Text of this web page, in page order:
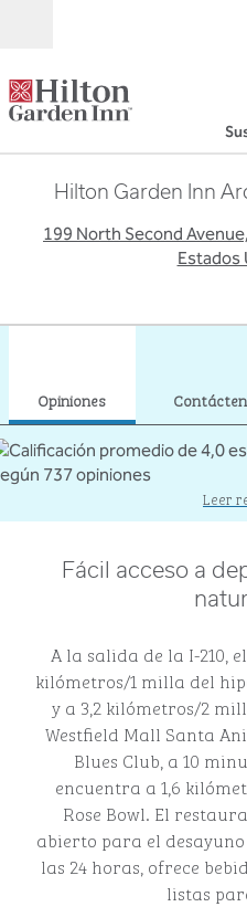
Hilton Garden Inn
199 North Second
Estados
Opiniones
Leer
Fácil acceso a
A la salida de la I-210,
kilómetros/1 milla del
y a 3,2 kilómetros/2
Westfield Mall Santa
Blues Club, a 10
encuentra a 1,6
Rose Bowl. El
abierto para el
las 24 horas, ofrece
listas